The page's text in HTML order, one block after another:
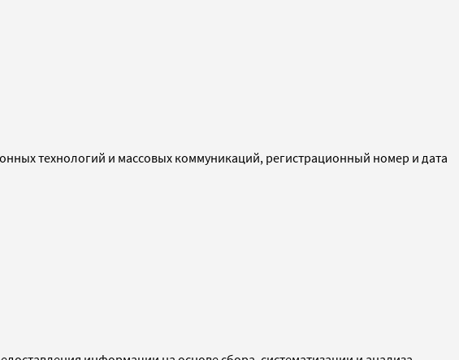
технологий и массовых коммуникаций, регистрационный номер и дата